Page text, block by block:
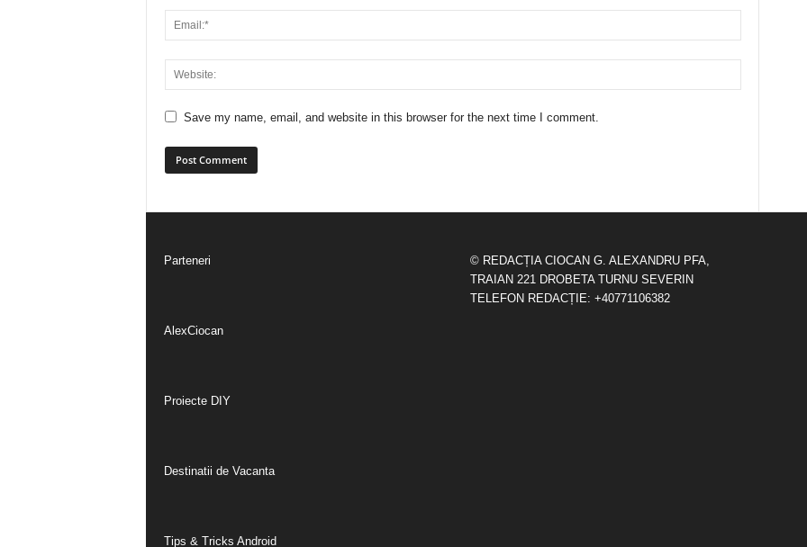
Save my name, email, and website in this browser for the next time I comment.
Parteneri
AlexCiocan
Proiecte DIY
Destinatii de Vacanta
Tips & Tricks Android
© REDACȚIA CIOCAN G. ALEXANDRU PFA,
TRAIAN 221 DROBETA TURNU SEVERIN
TELEFON REDACȚIE: +40771106382